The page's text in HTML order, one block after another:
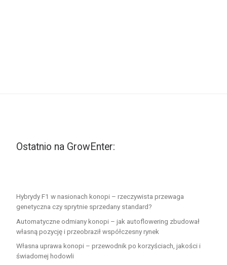
Ostatnio na GrowEnter:
Hybrydy F1 w nasionach konopi – rzeczywista przewaga
genetyczna czy sprytnie sprzedany standard?
Automatyczne odmiany konopi – jak autoflowering zbudował
własną pozycję i przeobraził współczesny rynek
Własna uprawa konopi – przewodnik po korzyściach, jakości i
świadomej hodowli